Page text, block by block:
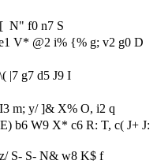
N" f0 n7 S
V* @2 i% {% g; v2 g0 D
|7 g7 d5 J9 I
m; y/ ]& X% O, i2 q
b6 W9 X* c6 R: T, c( J+ J:
S- S- N& w8 K$ f